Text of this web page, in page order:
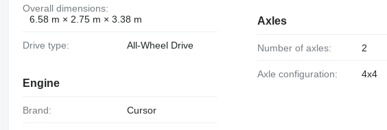
Overall dimensions:
6.58 m × 2.75 m × 3.38 m
Drive type: All-Wheel Drive
Engine
Brand: Cursor
Axles
Number of axles: 2
Axle configuration: 4x4